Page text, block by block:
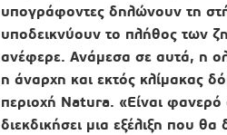
υπογράφοντες δηλώνουν τη
υποδεικνύουν το πλήθος των
ανέφερε. Ανάμεσα σε αυτά, η
η άναρχη και εκτός κλίμακας
περιοχή Natura. «Είναι φανερό
διεκδικήσει μια εξέλιξη που